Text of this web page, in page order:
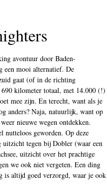
avontuur door Baden-
een mooi alternatief. De
gaat (of in de richting
kilometer totaal, met 14.000 (!)
mee zijn. En terecht, want als je
anders? Naja, natuurlijk, want op
nieuwe wegen ontdekken.
geworden. Op deze
uitzicht tegen bij Dobler (waar een
uitzicht over het prachtige
we ook niet vergeten. Een ding
is altijd goed verzorgd, waar je ook